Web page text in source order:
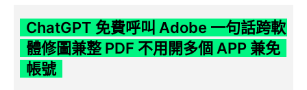
ChatGPT 免費呼叫 Adobe 一句話跨軟
體修圖兼整 PDF 不用開多個 APP 兼免
帳號